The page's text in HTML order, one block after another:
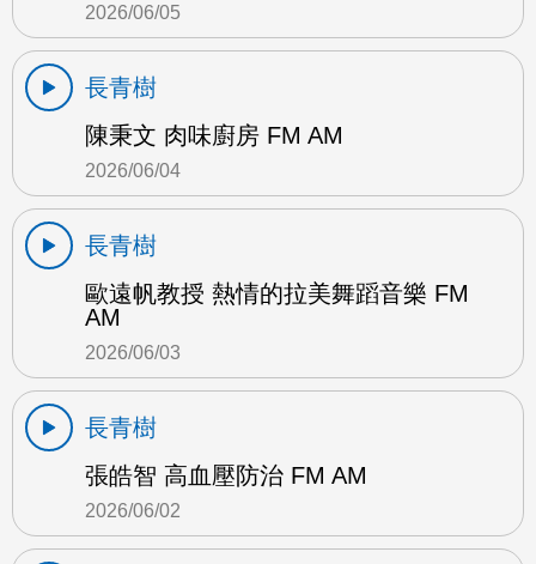
2026/06/05
長青樹
陳秉文 肉味廚房 FM AM
2026/06/04
長青樹
歐遠帆教授 熱情的拉美舞蹈音樂 FM
AM
2026/06/03
長青樹
張皓智 高血壓防治 FM AM
2026/06/02